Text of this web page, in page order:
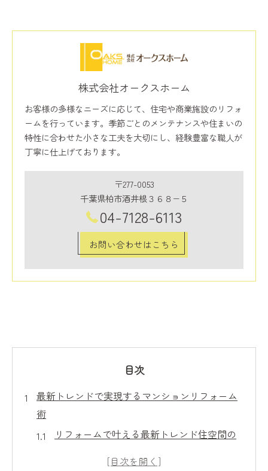
株式会社オークスホーム
お客様の多様なニーズに応じて、住宅や商業施設のリフォ
ームを行っています。季節ごとのメンテナンスや住まいの
特性に合わせた小さな工夫を大切にし、経験豊富な職人が
丁寧に仕上げております。
〒277-0053
千葉県柏市酒井根３６８−５
04-7128-6113
お問い合わせはこちら
目次
最新トレンドで実現するマンションリフォーム
術
リフォームで叶える最新トレンド住空間の